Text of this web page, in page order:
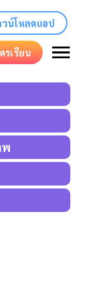
วน์โหลดแอป
รเรียน
พ